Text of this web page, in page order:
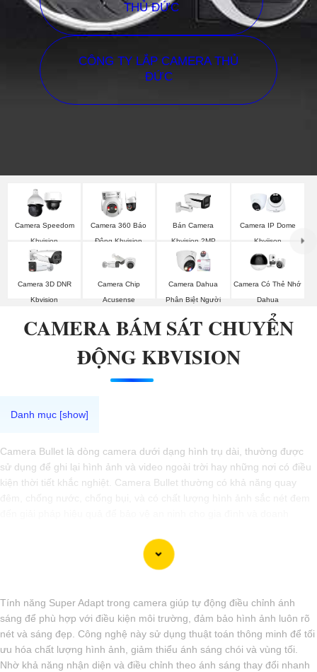
THỦ ĐỨC
CÔNG TY LẮP CAMERA THỦ
ĐỨC
Camera Speedom
Kbvision
Camera 360 Báo
Động Kbvision
Bán Camera
Kbvision 2MP
Camera IP Dome
Kbviison
Camera 3D DNR
Kbvision
Camera Chip
Acusense
Camera Dahua
Phân Biệt Người
Camera Có Thẻ Nhớ
Dahua
CAMERA BÁM SÁT CHUYỂN
ĐỘNG KBVISION
Camera Bullet là dòng camera dưới dạng hình trụ dài, thường được
sử dụng để ghi lại hình ảnh và video ngoài trời hay những nơi có điều
kiện thời tiết khắc nghiệt. Camera Bullet thường có khả năng quay
Tính năng Super Adapt trong camera giúp tự động điều chỉnh ánh
sáng để phù hợp với điều kiện môi trường, đảm bảo hình ảnh luôn rõ
nét và sáng đẹp. Công nghệ này sử dụng thuật toán thông minh để tối
ưu hóa chất lượng hình ảnh, giảm thiểu ánh sáng chói và vùng tối.
Nhờ khả năng nhận diện và điều chỉnh theo ánh sáng thay đổi nhanh